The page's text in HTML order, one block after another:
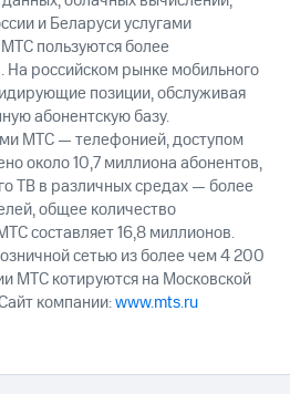
и Беларуси услугами
пользуются более
На российском рынке мобильного
позиции, обслуживая
абонентскую базу.
МТС — телефонией, доступом
около 10,7 миллиона абонентов,
ТВ в различных средах — более
общее количество
составляет 16,8 миллионов.
сетью из более чем 4 200
МТС котируются на Московской
компании:www.mts.ru